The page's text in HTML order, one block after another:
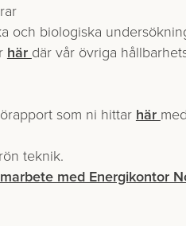
och biologiska
här där vår övriga
som ni hittar här
teknik.
med Energikontor